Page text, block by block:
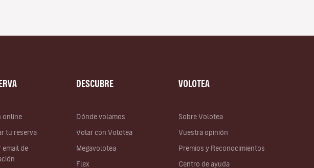
online
tu reserva
email de
DESCUBRE
Dónde volamos
Volar con Volotea
Megavolotea
Flex
VOLOTEA
Sobre Volotea
Vuestra opinión
Premios y Reconocimientos
Centro de ayuda